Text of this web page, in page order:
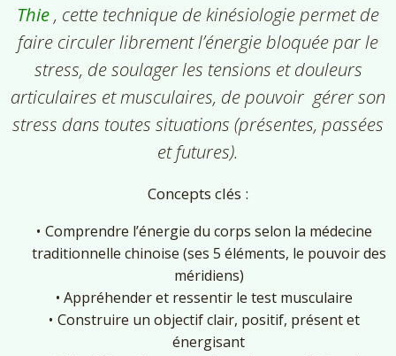
Thie, cette technique de kinésiologie permet de
faire circuler librement l’énergie bloquée par le
stress, desoulager les tensions et douleurs
articulaires et musculaires, de pouvoir gérer son
stress dans toutes situations (présentes, passées
et futures).
Concepts clés :
Comprendre l’énergie du corps selon la médecine
traditionnelle chinoise (ses 5 éléments, le pouvoir des
méridiens)
Appréhender et ressentir le test musculaire
Construire un objectif clair, positif, présent et
énergisant